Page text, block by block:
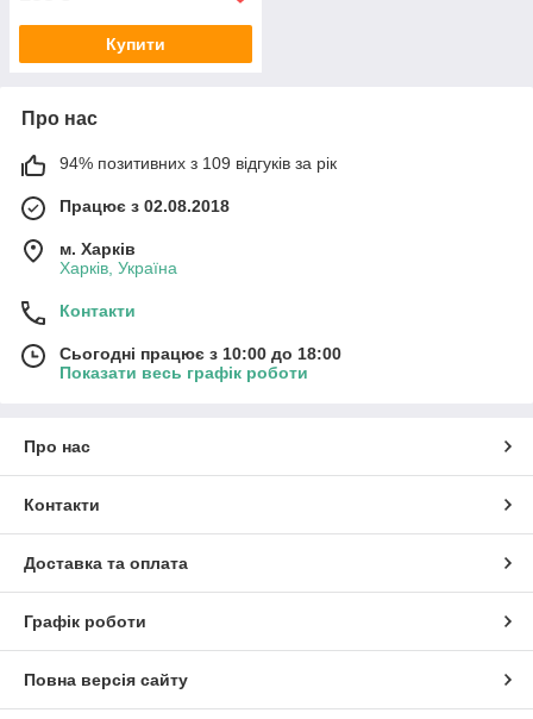
Купити
Про нас
94% позитивних з 109 відгуків за рік
Працює з 02.08.2018
м. Харків
Харків, Україна
Контакти
Сьогодні працює з 10:00 до 18:00
Показати весь графік роботи
Про нас
Контакти
Доставка та оплата
Графік роботи
Повна версія сайту